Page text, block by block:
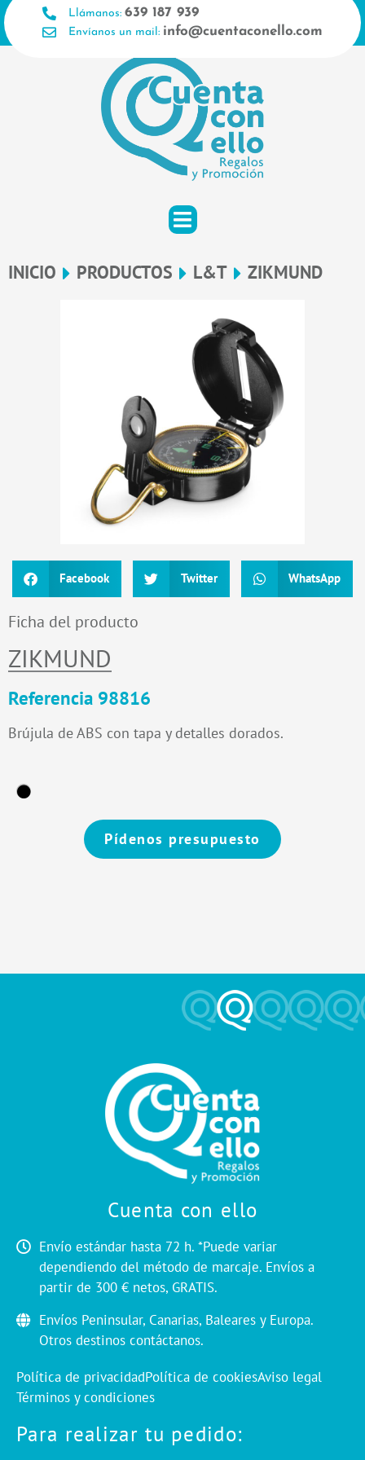
Ir
al
contenido
Llámanos: 639 187 939
Envíanos un mail: info@cuentaconello.com
INICIO PRODUCTOS L&T ZIKMUND
Facebook Twitter WhatsApp
Ficha del producto
ZIKMUND
Referencia 98816
Brújula de ABS con tapa y detalles dorados.
Pídenos presupuesto
Cuenta con ello
Envío estándar hasta 72 h. *Puede variar
dependiendo del método de marcaje. Envíos a
partir de 300 € netos, GRATIS.
Envíos Peninsular, Canarias, Baleares y Europa.
Otros destinos contáctanos.
Política de privacidadPolítica de cookiesAviso legal
Términos y condiciones
Para realizar tu pedido: